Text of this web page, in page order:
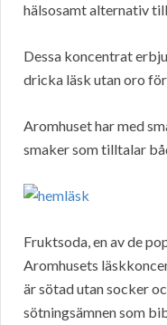
hälsosamt alternativ
Dessa koncentrat
dricka läsk utan oro
Aromhuset har med
smaker som tilltalar
Fruktsoda, en av de
Aromhusets
är sötad utan socker
sötningsämnen som